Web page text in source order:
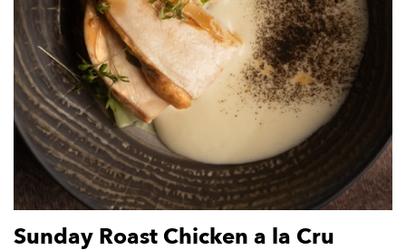
Sunday Roast Chicken a la Cru